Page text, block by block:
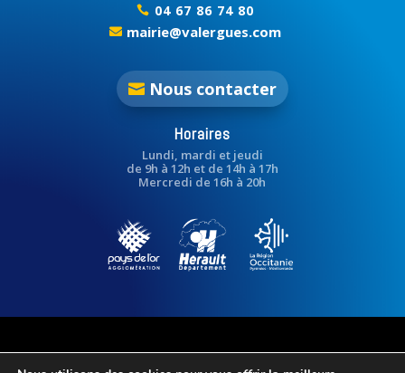
 04 67 86 74 80
 mairie@valergues.com
Nous contacter
Horaires
Lundi, mardi et jeudi
de 9h à 12h et de 14h à 17h
Mercredi de 16h à 20h